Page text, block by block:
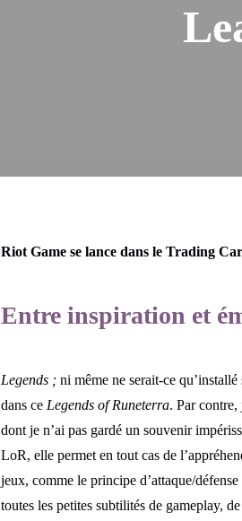
Riot Game se lance dans le Trading
Entre inspiration et
Legends ; ni même ne serait-ce
dans ce Legends of Runeterra. Par contre,
dont je n’ai pas gardé un souvenir
LoR, elle permet en tout cas de
jeux, comme le principe d’attaque/défense
toutes les petites subtilités de gameplay,